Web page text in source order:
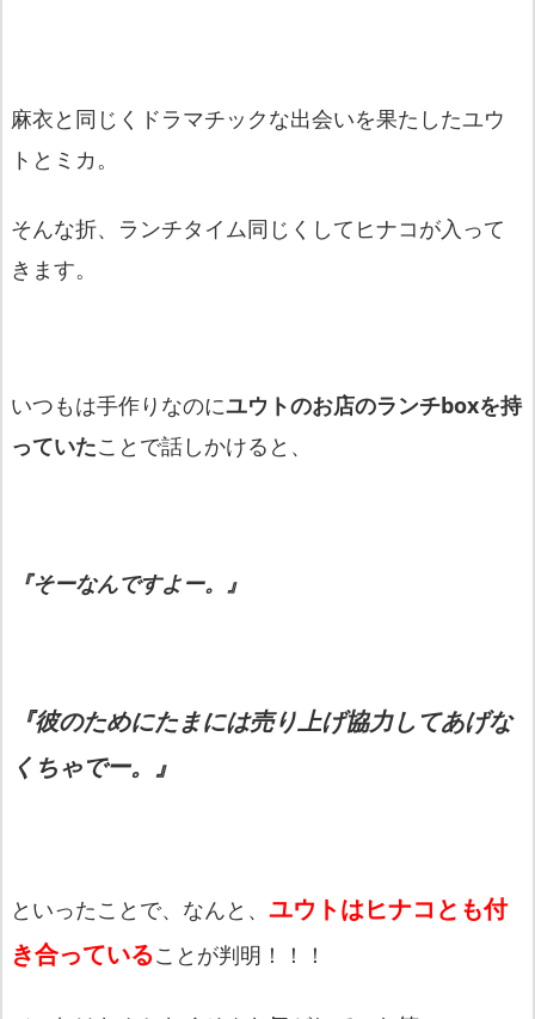
麻衣と同じくドラマチックな出会いを果たしたユウ
トとミカ。
そんな折、ランチタイム同じくしてヒナコが入って
きます。
いつもは手作りなのにユウトのお店のランチboxを持
っていたことで話しかけると、
『そーなんですよー。』
『彼のためにたまには売り上げ協力してあげな
くちゃでー。』
といったことで、なんと、 ユウトはヒナコとも付
き合っていることが判明！！！